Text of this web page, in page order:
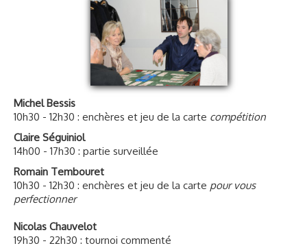
Michel Bessis
10h30 - 12h30 : enchères et jeu de la carte compétition
Claire Séguiniol
14h00 - 17h30 : partie surveillée
Romain Tembouret
10h30 - 12h30 : enchères et jeu de la carte pour vous
perfectionner
Nicolas Chauvelot
19h30 - 22h30 : tournoi commenté